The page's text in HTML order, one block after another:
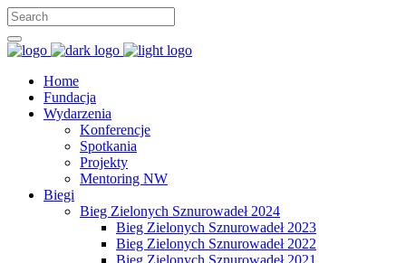
Home
Fundacja
Wydarzenia
Konferencje
Spotkania
Projekty
Mentoring NW
Biegi
Bieg Zielonych Sznurowadeł 2024
Bieg Zielonych Sznurowadeł 2023
Bieg Zielonych Sznurowadeł 2022
Bieg Zielonych Sznurowadeł 2021